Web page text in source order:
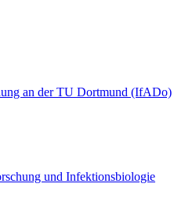
an der TU Dortmund (IfADo)
und Infektionsbiologie